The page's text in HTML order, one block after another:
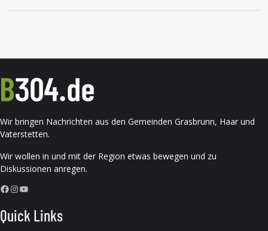
Wir bringen Nachrichten aus den Gemeinden Grasbrunn, Haar und
Vaterstetten.
Wir wollen in und mit der Region etwas bewegen und zu
Diskussionen anregen.
Facebook InstagramYouTube
Quick Links